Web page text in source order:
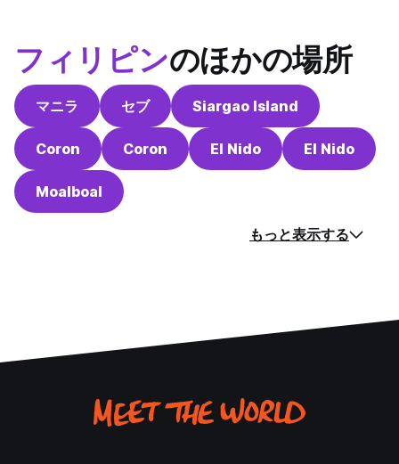
フィリピンのほかの場所
マニラ セブ Siargao Island
Coron Coron El Nido El Nido
Moalboal
もっと表示する